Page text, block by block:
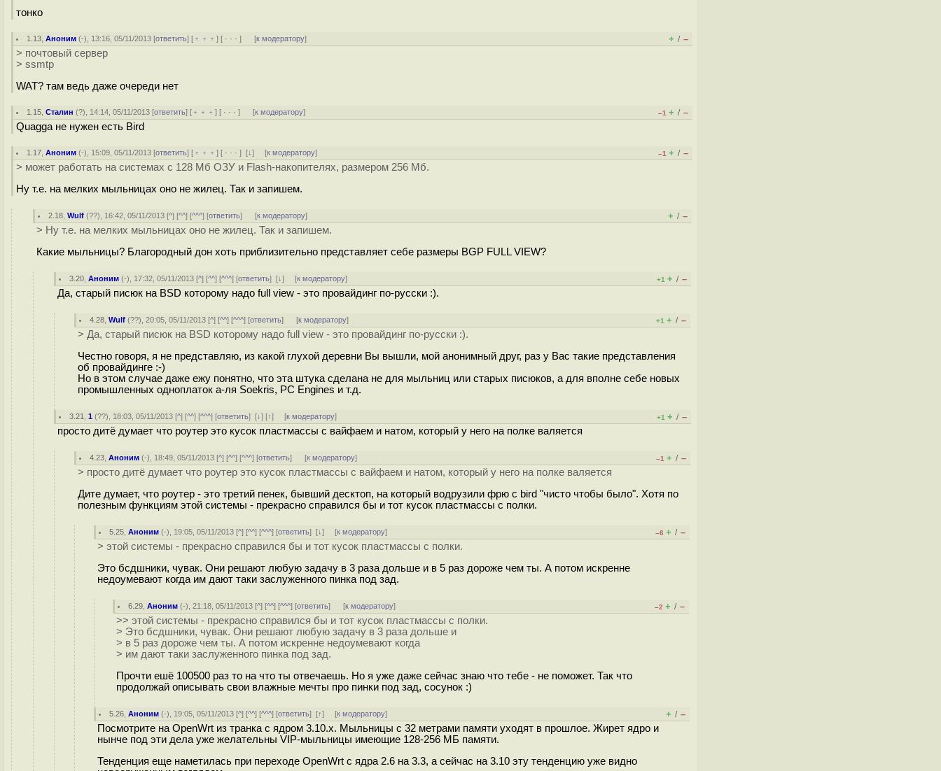
тонко
1.13 ,Аноним (-), 13:16, 05/11/2013 [ответить] [ ﹢﹢﹢] [ · · ·] [к модератору] + / –
> почтовый сервер
> ssmtp
WAT? там ведь даже очереди нет
1.15 ,Сталин (?), 14:14, 05/11/2013 [ответить] [ ﹢﹢﹢] [ · · ·] [к модератору] –1 + / –
Quagga не нужен есть Bird
1.17 ,Аноним (-), 15:09, 05/11/2013 [ответить] [ ﹢﹢﹢] [ · · ·][↓] [к модератору] –1 + / –
> может работать на системах с 128 Мб ОЗУ и Flash-накопителях, размером 256 Мб.
Ну т.е. на мелких мыльницах оно не жилец. Так и запишем.
2.18 ,Wulf (??), 16:42, 05/11/2013 [^] [^^] [^^^] [ответить] [к модератору] + / –
> Ну т.е. на мелких мыльницах оно не жилец. Так и запишем.
Какие мыльницы? Благородный дон хоть приблизительно представляет себе размеры BGP FULL VIEW?
3.20 ,Аноним (-), 17:32, 05/11/2013 [^] [^^] [^^^] [ответить][↓] [к модератору] +1 + / –
Да, старый писюк на BSD которому надо full view - это провайдинг по-русски :).
4.28 ,Wulf (??), 20:05, 05/11/2013 [^] [^^] [^^^] [ответить] [к модератору] +1 + / –
> Да, старый писюк на BSD которому надо full view - это провайдинг по-русски :).
Честно говоря, я не представляю, из какой глухой деревни Вы вышли, мой анонимный друг, раз у Вас такие представления
об провайдинге :-)
Но в этом случае даже ежу понятно, что эта штука сделана не для мыльниц или старых писюков, а для вполне себе новых
промышленных одноплаток а-ля Soekris, PC Engines и т.д.
3.21 ,1 (??), 18:03, 05/11/2013 [^] [^^] [^^^] [ответить][↓] [↑] [к модератору] +1 + / –
просто дитё думает что роутер это кусок пластмассы с вайфаем и натом, который у него на полке валяется
4.23 ,Аноним (-), 18:49, 05/11/2013 [^] [^^] [^^^] [ответить] [к модератору] –1 + / –
> просто дитё думает что роутер это кусок пластмассы с вайфаем и натом, который у него на полке валяется
Дите думает, что роутер - это третий пенек, бывший десктоп, на который водрузили фрю с bird "чисто чтобы было". Хотя по
полезным функциям этой системы - прекрасно справился бы и тот кусок пластмассы с полки.
5.25 ,Аноним (-), 19:05, 05/11/2013 [^] [^^] [^^^] [ответить][↓] [к модератору] –6 + / –
> этой системы - прекрасно справился бы и тот кусок пластмассы с полки.
Это бсдшники, чувак. Они решают любую задачу в 3 раза дольше и в 5 раз дороже чем ты. А потом искренне
недоумевают когда им дают таки заслуженного пинка под зад.
6.29 ,Аноним (-), 21:18, 05/11/2013 [^] [^^] [^^^] [ответить] [к модератору] –2 + / –
>> этой системы - прекрасно справился бы и тот кусок пластмассы с полки.
> Это бсдшники, чувак. Они решают любую задачу в 3 раза дольше и
> в 5 раз дороже чем ты. А потом искренне недоумевают когда
> им дают таки заслуженного пинка под зад.
Прочти ешё 100500 раз то на что ты отвечаешь. Но я уже даже сейчас знаю что тебе - не поможет. Так что
продолжай описывать свои влажные мечты про пинки под зад, сосунок :)
5.26 ,Аноним (-), 19:05, 05/11/2013 [^] [^^] [^^^] [ответить][↑] [к модератору] + / –
Посмотрите на OpenWrt из транка с ядром 3.10.x. Мыльницы с 32 метрами памяти уходят в прошлое. Жирет ядро и
нынче под эти дела уже желательны VIP-мыльницы имеющие 128-256 МБ памяти.
Тенденция еще наметилась при переходе OpenWrt с ядра 2.6 на 3.3, а сейчас на 3.10 эту тенденцию уже видно